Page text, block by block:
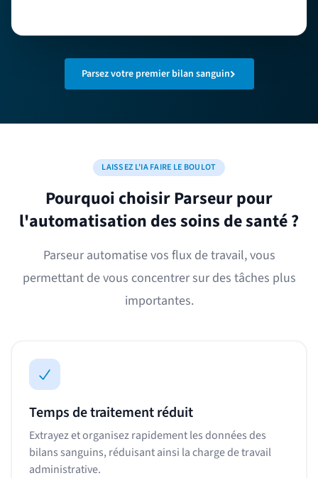
Parsez votre premier bilan sanguin
LAISSEZ L'IA FAIRE LE BOULOT
Pourquoi choisir Parseur pour
l'automatisation des soins de santé ?
Parseur automatise vos flux de travail, vous
permettant de vous concentrer sur des tâches plus
importantes.
Temps de traitement réduit
Extrayez et organisez rapidement les données des
bilans sanguins, réduisant ainsi la charge de travail
administrative.